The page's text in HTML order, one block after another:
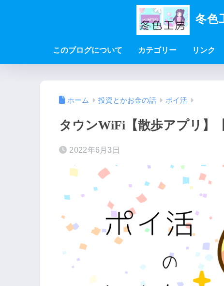
冬色
このブログについて カテゴリー リンク
ホーム 投資とかお金の話 ポイ活
タウンWiFi【散歩アプリ】
2022年6月3日